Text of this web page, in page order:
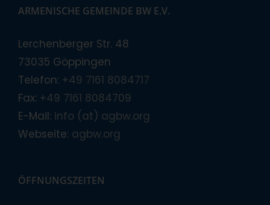
ARMENISCHE GEMEINDE BW E.V.
Lerchenberger Str. 48
73035 Göppingen
Telefon: +49 7161 8084717
Fax: +49 7161 8084709
E-Mail: info (at) agbw.org
Webseite: agbw.org
ÖFFNUNGSZEITEN